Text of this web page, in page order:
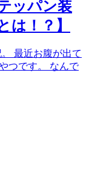
ッパン装
は！？】
最近お腹が出て
つです。 なんで